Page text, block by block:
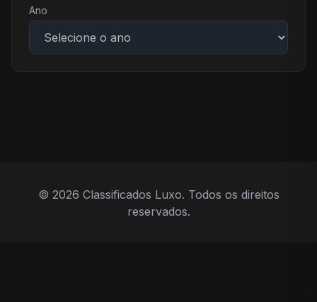
Ano
© 2026 Classificados Luxo. Todos os direitos
reservados.